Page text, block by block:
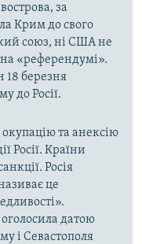
за
Крим до свого
союз, ні США не
«референдумі».
18 березня
до Росії.
та анексію
Росії. Країни
Росія
це
датою
і Севастополя